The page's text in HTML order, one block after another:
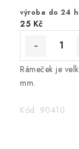
výroba do 24
25 Kč
Rámeček je
mm.
Kód: 90410